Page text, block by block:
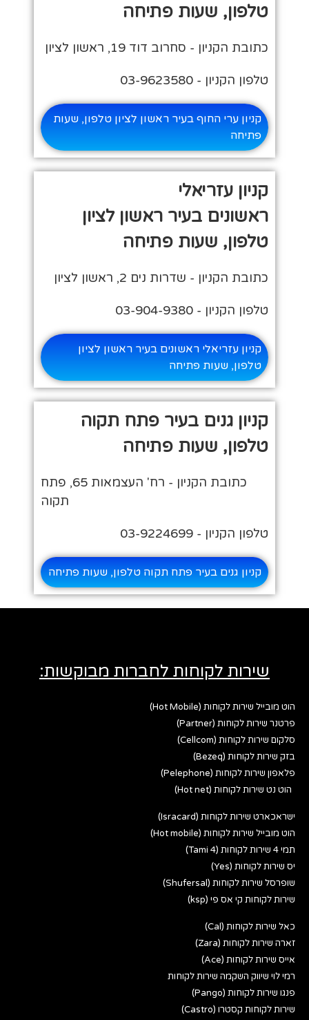
טלפון, שעות פתיחה
כתובת הקניון - סחרוב דוד 19, ראשון לציון
טלפון הקניון - 03-9623580
קניון ערי החוף בעיר ראשון לציון טלפון, שעות
פתיחה
קניון עזריאלי
ראשונים בעיר ראשון לציון
טלפון, שעות פתיחה
כתובת הקניון - שדרות נים 2, ראשון לציון
טלפון הקניון - 03-904-9380
קניון עזריאלי ראשונים בעיר ראשון לציון
טלפון, שעות פתיחה
קניון גנים בעיר פתח תקוה
טלפון, שעות פתיחה
כתובת הקניון - רח' העצמאות 65, פתח
תקוה
טלפון הקניון - 03-9224699
קניון גנים בעיר פתח תקוה טלפון, שעות פתיחה
שירות לקוחות לחברות מבוקשות:
הוט מובייל שירות לקוחות (Hot Mobile)
פרטנר שירות לקוחות (Partner)
סלקום שירות לקוחות (Cellcom)
בזק שירות לקוחות (Bezeq)
פלאפון שירות לקוחות (Pelephone)
הוט נט שירות לקוחות (Hot net)
ישראכארט שירות לקוחות (Isracard)
הוט מובייל שירות לקוחות (Hot mobile)
תמי 4 שירות לקוחות (Tami 4)
יס שירות לקוחות (Yes)
שופרסל שירות לקוחות (Shufersal)
שירות לקוחות קי אס פי (ksp)
כאל שירות לקוחות (Cal)
זארה שירות לקוחות (Zara)
אייס שירות לקוחות (Ace)
רמי לוי שיווק השקמה שירות לקוחות
פנגו שירות לקוחות (Pango)
שירות לקוחות קסטרו (Castro)